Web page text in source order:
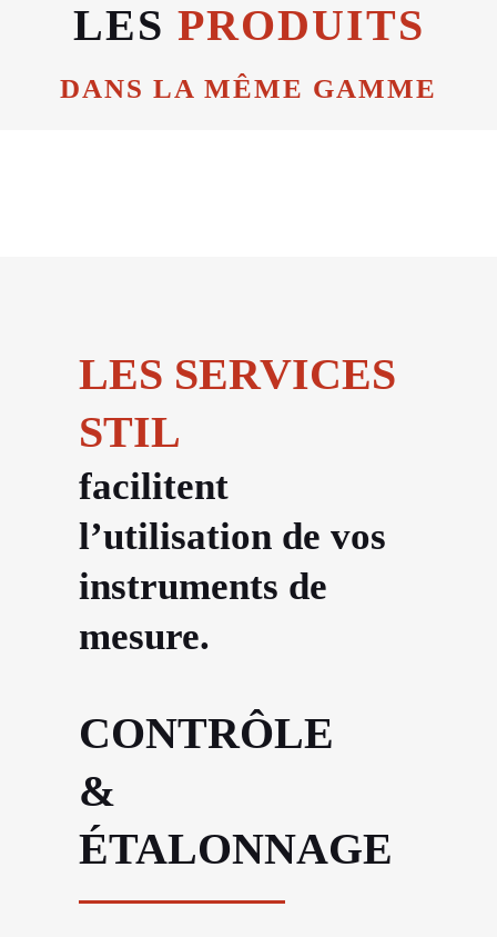
LES PRODUITS
DANS LA MÊME GAMME
LES SERVICES
STIL
facilitent
l’utilisation de vos
instruments de
mesure.
CONTRÔLE
&
ÉTALONNAGE